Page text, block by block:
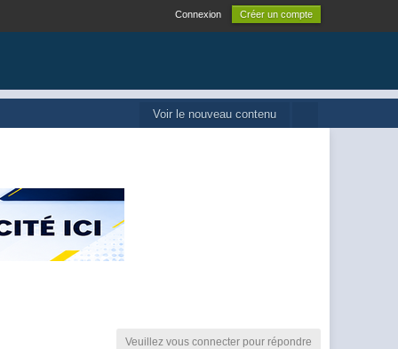
Connexion Créer un compte
Voir le nouveau contenu
Veuillez vous connecter pour répondre